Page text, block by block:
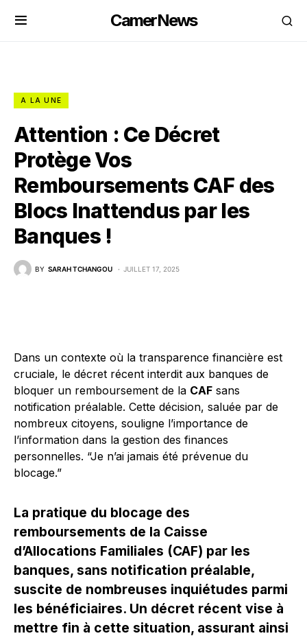
CamerNews
A LA UNE
Attention : Ce Décret
Protège Vos
Remboursements CAF des
Blocs Inattendus par les
Banques !
BY SARAH TCHANGOU JUILLET 17, 2025
Dans un contexte où la transparence financière est
cruciale, le décret récent interdit aux banques de
bloquer un remboursement de la CAF sans
notification préalable. Cette décision, saluée par de
nombreux citoyens, souligne l’importance de
l’information dans la gestion des finances
personnelles. “Je n’ai jamais été prévenue du
blocage.”
La pratique du blocage des
remboursements de la Caisse
d’Allocations Familiales (CAF) par les
banques, sans notification préalable,
suscite de nombreuses inquiétudes parmi
les bénéficiaires. Un décret récent vise à
mettre fin à cette situation, assurant ainsi